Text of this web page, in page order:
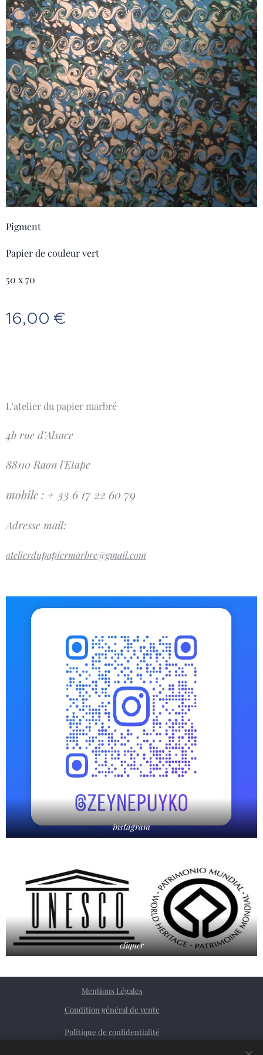
Pigment
Papier de couleur vert
50 x 70
16,00 €
L'atelier du papier marbré
4b rue d’Alsace
88110 Raon l'Etape
mobile : + 33 6 17 22 60 79
Adresse mail:
atelierdupapiermarbre@gmail.com
instagram
cliquer
Mentions Légales
Condition général de vente
Politique de confidentialité